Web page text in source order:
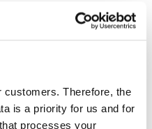
customers. Therefore, the
is a priority for us and for
processes your